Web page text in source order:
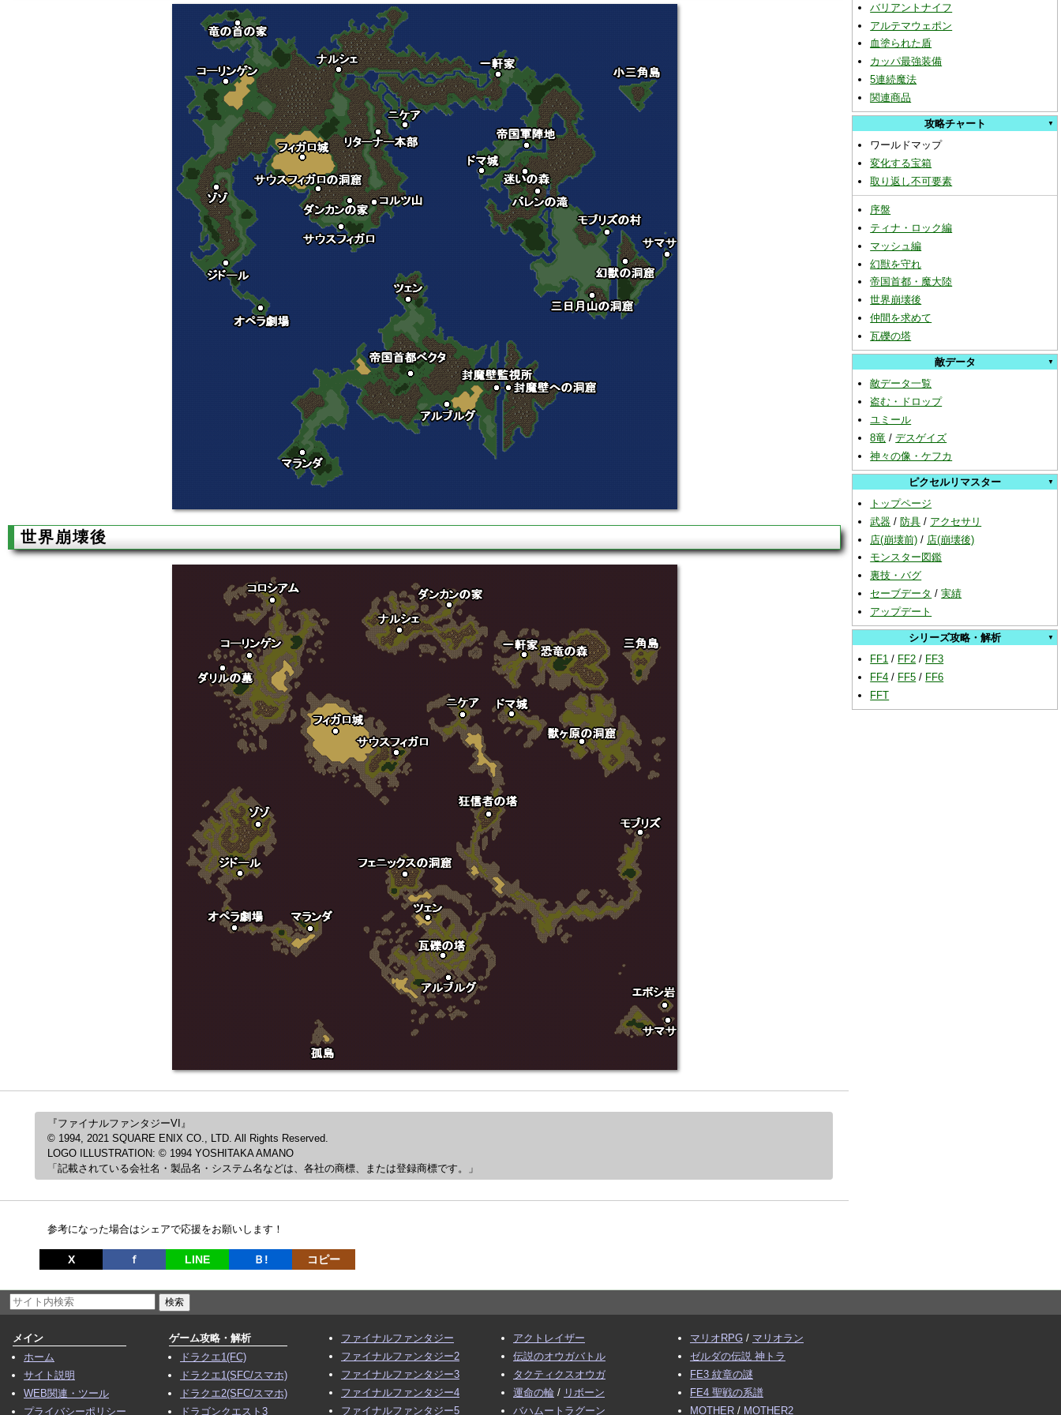
世界崩壊後
『ファイナルファンタジーVI』
© 1994, 2021 SQUARE ENIX CO., LTD. All Rights Reserved.
LOGO ILLUSTRATION: © 1994 YOSHITAKA AMANO
「記載されている会社名・製品名・システム名などは、各社の商標、または登録商標です。」
参考になった場合はシェアで応援をお願いします！
X ｆ LINE Ｂ! コピー
バリアントナイフ
アルテマウェポン
血塗られた盾
カッパ最強装備
5連続魔法
関連商品
攻略チャート
ワールドマップ
変化する宝箱
取り返し不可要素
序盤
ティナ・ロック編
マッシュ編
幻獣を守れ
帝国首都・魔大陸
世界崩壊後
仲間を求めて
瓦礫の塔
敵データ
敵データ一覧
盗む・ドロップ
ユミール
8竜 /デスゲイズ
神々の像・ケフカ
ピクセルリマスター
トップページ
武器 /防具 / アクセサリ
店(崩壊前) / 店(崩壊後)
モンスター図鑑
裏技・バグ
セーブデータ /実績
アップデート
シリーズ攻略・解析
FF1 / FF2 / FF3
FF4 / FF5 / FF6
FFT
メイン
ホーム
サイト説明
WEB関連・ツール
プライバシーポリシー
ゲーム攻略・解析
ドラクエ1(FC)
ドラクエ1(SFC/スマホ)
ドラクエ2(SFC/スマホ)
ドラゴンクエスト3
ファイナルファンタジー
ファイナルファンタジー2
ファイナルファンタジー3
ファイナルファンタジー4
ファイナルファンタジー5
アクトレイザー
伝説のオウガバトル
タクティクスオウガ
運命の輪 / リボーン
バハムートラグーン
マリオRPG / マリオラン
ゼルダの伝説 神トラ
FE3 紋章の謎
FE4 聖戦の系譜
MOTHER / MOTHER2